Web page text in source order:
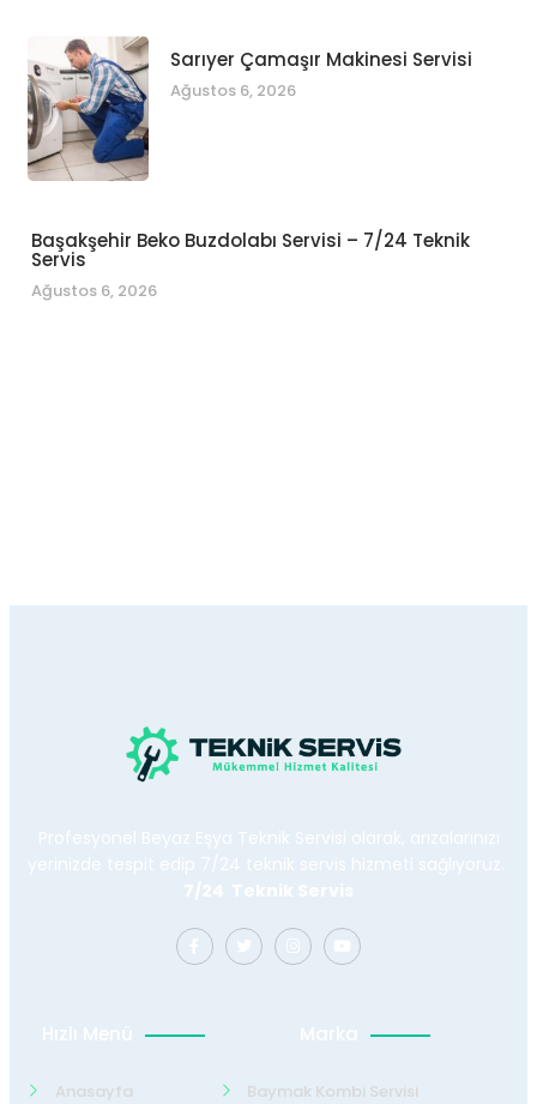
Sarıyer Çamaşır Makinesi Servisi
Ağustos 6, 2026
Başakşehir Beko Buzdolabı Servisi – 7/24 Teknik
Servis
Ağustos 6, 2026
Profesyonel Beyaz Eşya Teknik Servisi olarak, arızalarınızı
yerinizde tespit edip 7/24 teknik servis hizmeti sağlıyoruz.
7/24 Teknik Servis
Hızlı Menü
Anasayfa
Marka
Baymak Kombi Servisi